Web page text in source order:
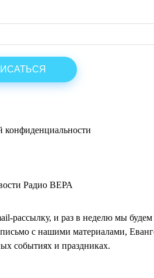
конфиденциальности
Радио ВЕРА
рассылку, и раз в неделю мы будем
с нашими материалами,
событиях и праздниках.